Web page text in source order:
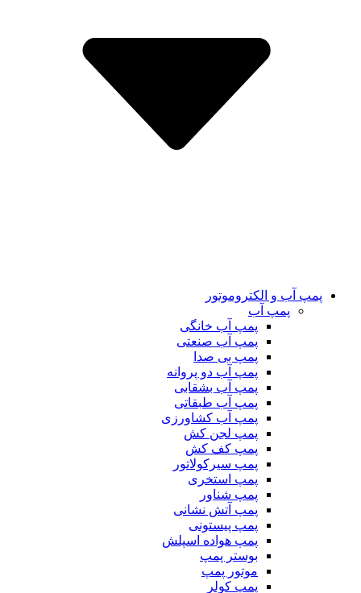
پمپ آب و الکتروموتور
پمپ آب
پمپ آب خانگی
پمپ آب صنعتی
پمپ بی صدا
پمپ آب دو پروانه
پمپ آب بشقابی
پمپ آب طبقاتی
پمپ آب کشاورزی
پمپ لجن کش
پمپ کف کش
پمپ سیرکولاتور
پمپ استخری
پمپ شناور
پمپ آتش نشانی
پمپ پیستونی
پمپ هواده اسپلش
بوستر پمپ
موتور پمپ
پمپ کولر